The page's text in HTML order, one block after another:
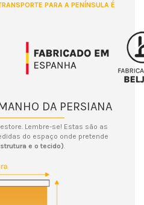
PARA A PENÍNSULA É
DA PERSIANA
Lembre-se! Estas são as
do espaço onde pretende
e o tecido)